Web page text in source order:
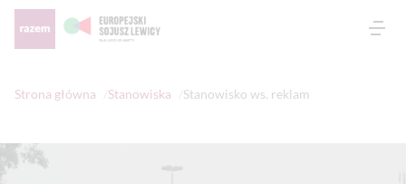
Strona główna Stanowiska Stanowisko ws. reklam